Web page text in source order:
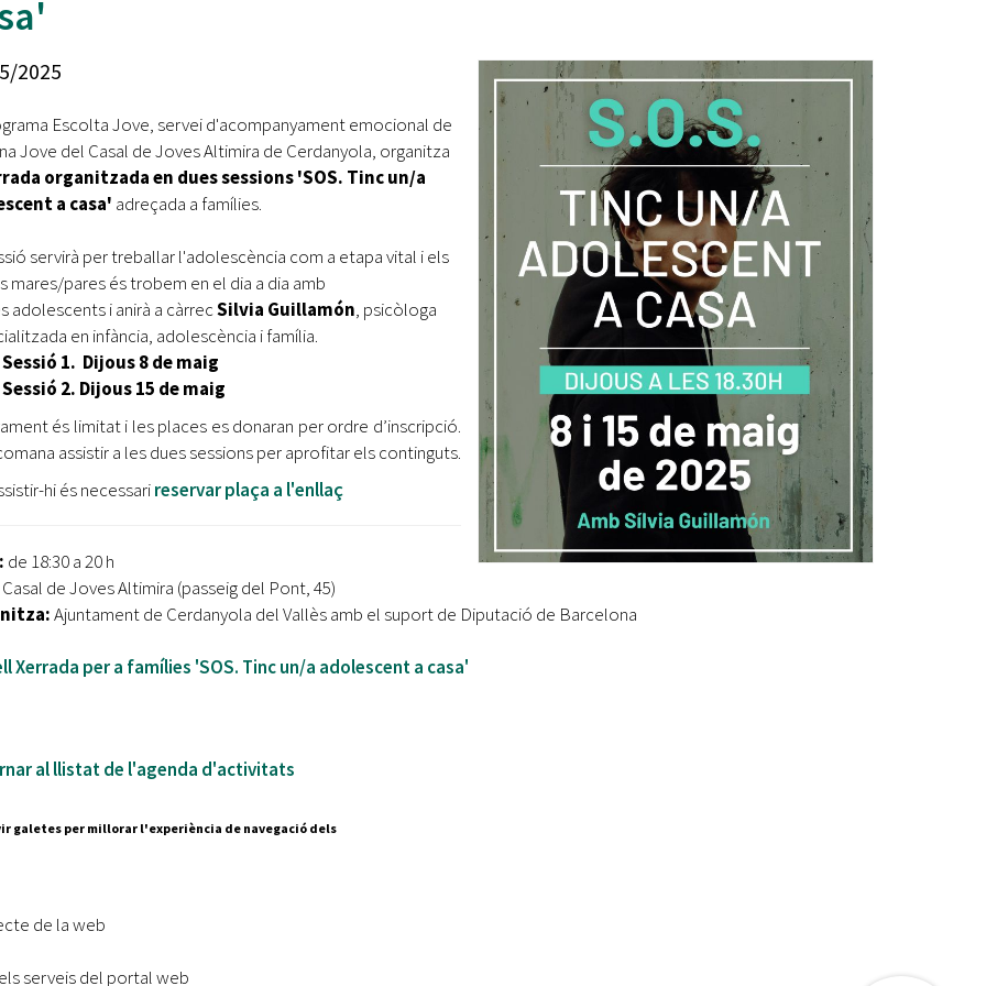
Retiment de Comptes
Accés a Informació Pública
Dades Obertes
Catàleg de Serveis i Tràmits
Cerdanyola opta a més de 5 milions d'euros del Pla de
l'entorn de l'avinguda Catalunya
El FIT presenta el cartell de la seva 16a edició i dona el
tret de sortida al festival
L’Ajuntament reparteix ulleres gratuïtes per veure
l'eclipsi solar
Entitats
Equipaments
Mercats Municipals
Webs Municipals
2025
Escolta Jove, servei d'acompanyament emocional de
Jove del Casal de Joves Altimira de Cerdanyola, organitza
organitzada en dues sessions 'SOS. Tinc un/a
a casa' adreçada a famílies.
servirà per treballar l'adolescència com a etapa vital i els
mares/pares és trobem en el dia a dia amb
adolescents i anirà a càrrecSilvia Guillamón, psicòloga
en infància, adolescència i família.
Sessió 1. Dijous 8 de maig
Sessió 2. Dijous 15 de maig
és limitat i les places es donaran per ordre d’inscripció.
assistir a les dues sessions per aprofitar els continguts.
hi és necessarireservar plaça a l'enllaç
de 18:30 a 20 h
Casal de Joves Altimira (passeig del Pont, 45)
Ajuntament de Cerdanyola del Vallès amb el suport de Diputació de Barcelona
Xerrada per a famílies 'SOS. Tinc un/a adolescent a casa'
al llistat de l'agenda d'activitats
88 88
galetes per millorar l'experiència de navegació dels
de la web
serveis del portal web